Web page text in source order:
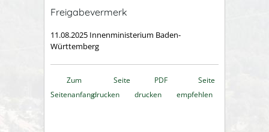
Freigabevermerk
11.08.2025 Innenministerium Baden-
Württemberg
Zum
Seitenanfang
Seite
drucken
PDF
drucken
Seite
empfehlen